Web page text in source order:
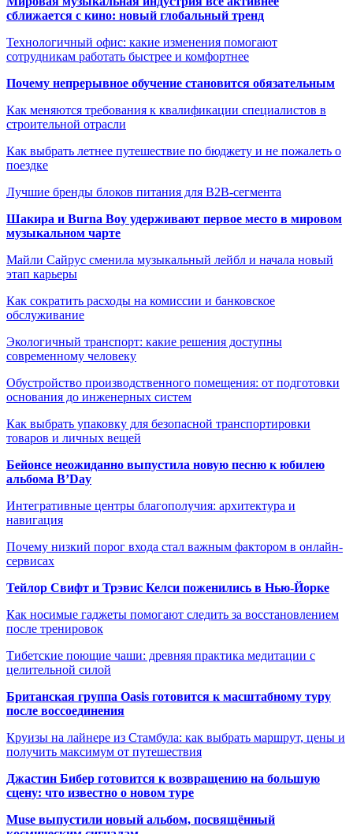
сближается с кино: новый глобальный тренд
Технологичный офис: какие изменения помогают
сотрудникам работать быстрее и комфортнее
Почему непрерывное обучение становится обязательным
Как меняются требования к квалификации специалистов в
строительной отрасли
Как выбрать летнее путешествие по бюджету и не пожалеть о
поездке
Лучшие бренды блоков питания для B2B-сегмента
Шакира и Burna Boy удерживают первое место в мировом
музыкальном чарте
Майли Сайрус сменила музыкальный лейбл и начала новый
этап карьеры
Как сократить расходы на комиссии и банковское
обслуживание
Экологичный транспорт: какие решения доступны
современному человеку
Обустройство производственного помещения: от подготовки
основания до инженерных систем
Как выбрать упаковку для безопасной транспортировки
товаров и личных вещей
Бейонсе неожиданно выпустила новую песню к юбилею
альбома B’Day
Интегративные центры благополучия: архитектура и
навигация
Почему низкий порог входа стал важным фактором в онлайн-
сервисах
Тейлор Свифт и Трэвис Келси поженились в Нью-Йорке
Как носимые гаджеты помогают следить за восстановлением
после тренировок
Тибетские поющие чаши: древняя практика медитации с
целительной силой
Британская группа Oasis готовится к масштабному туру
после воссоединения
Круизы на лайнере из Стамбула: как выбрать маршрут, цены и
получить максимум от путешествия
Джастин Бибер готовится к возвращению на большую
сцену: что известно о новом туре
Muse выпустили новый альбом, посвящённый